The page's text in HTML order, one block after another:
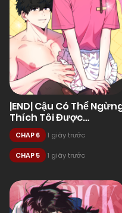
|END| Cậu Có Thể
Thích Tôi Được
Không?!
CHAP 6 1 giây trước
CHAP 5 1 giây trước